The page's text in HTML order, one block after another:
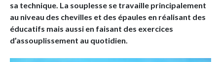
sa technique. La souplesse se travaille principalement
au niveau des chevilles et des épaules en réalisant des
éducatifs mais aussi en faisant des exercices
d’assouplissement au quotidien.